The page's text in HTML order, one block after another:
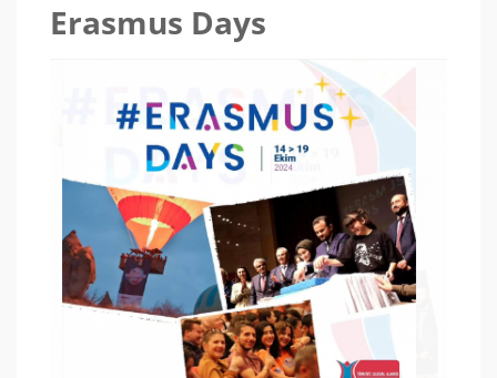
Erasmus Days